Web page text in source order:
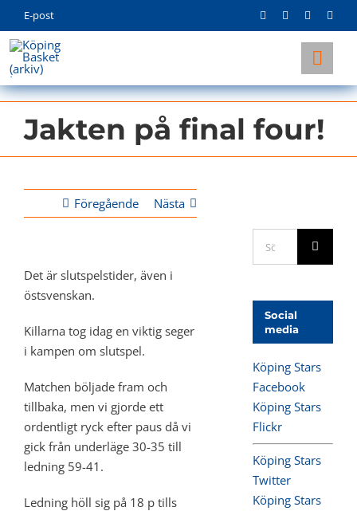
to
content
E-post
KLUBBEN
LAG
Jakten på final four!
Föregående Nästa
Det är slutspelstider, även i
östsvenskan.
Killarna tog idag en viktig seger
i kampen om slutspel.
Matchen böljade fram och
tillbaka, men vi gjorde ett
ordentligt ryck efter paus då vi
gick från underläge 30-35 till
ledning 59-41.
Ledning höll sig på 18 p tills
Social
media
Köping Stars
Facebook
Köping Stars
Flickr
Köping Stars
Twitter
Köping Stars